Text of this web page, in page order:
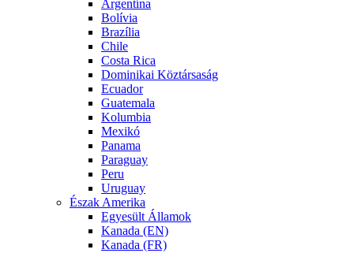
Argentína
Bolívia
Brazília
Chile
Costa Rica
Dominikai Köztársaság
Ecuador
Guatemala
Kolumbia
Mexikó
Panama
Paraguay
Peru
Uruguay
Észak Amerika
Egyesült Államok
Kanada (EN)
Kanada (FR)